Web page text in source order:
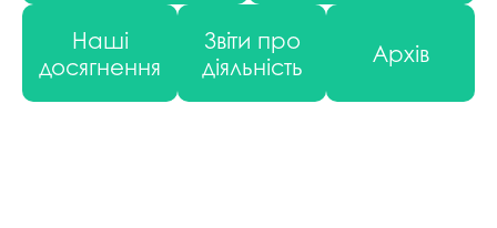
Наші
досягнення
Звіти про
діяльність
Архів